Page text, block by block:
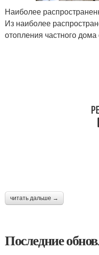
Наиболее
Из наиболее
отопления частного
читать дальше →
Последние